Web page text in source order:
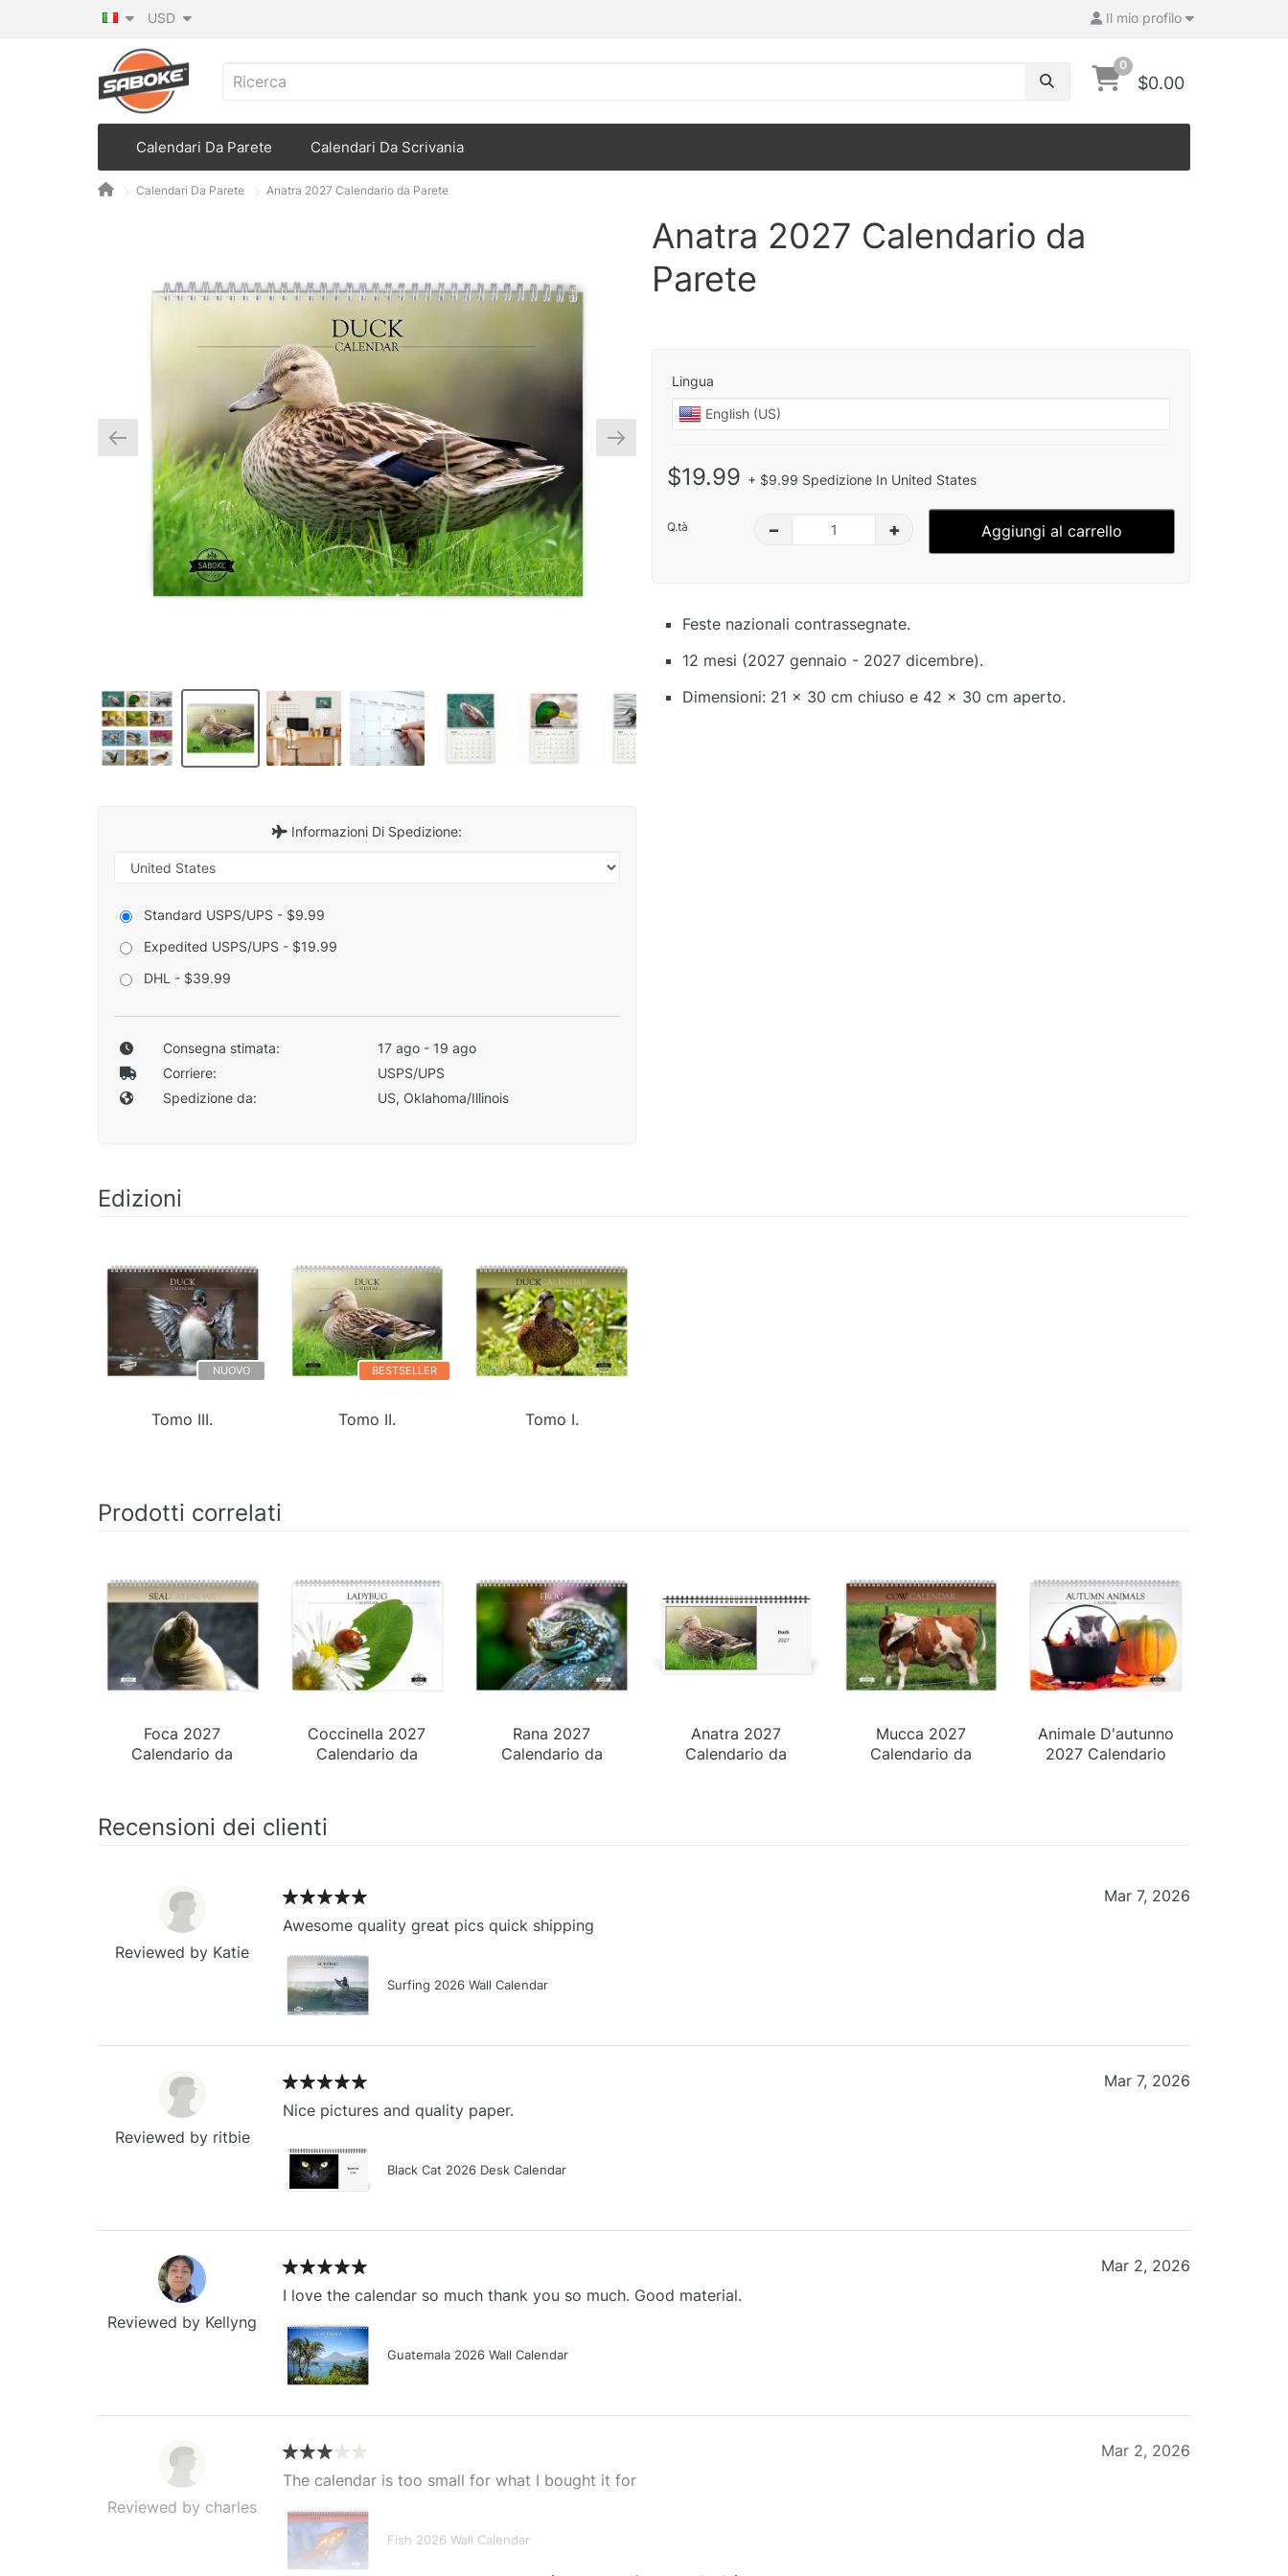
Il mio profilo
USD
0
$0.00
Calendari Da Parete Calendari Da Scrivania
Calendari Da Parete Anatra 2027 Calendario da Parete
Informazioni Di Spedizione:
Standard USPS/UPS - $9.99
Expedited USPS/UPS - $19.99
DHL - $39.99
Consegna stimata:
17 ago - 19 ago
Corriere:
USPS/UPS
Spedizione da:
US, Oklahoma/Illinois
Anatra 2027 Calendario da
Parete
Lingua
$19.99 + $9.99 Spedizione In United States
Q.tà – + Aggiungi al carrello
Feste nazionali contrassegnate.
12 mesi (2027 gennaio - 2027 dicembre).
Dimensioni: 21 x 30 cm chiuso e 42 x 30 cm aperto.
Edizioni
NUOVO
Tomo III.
BESTSELLER
Tomo II. Tomo I.
Prodotti correlati
Foca 2027
Calendario da
Coccinella 2027
Calendario da
Rana 2027
Calendario da
Anatra 2027
Calendario da
Mucca 2027
Calendario da
Animale D'autunno
2027 Calendario
Recensioni dei clienti
Reviewed by Katie
Awesome quality great pics quick shipping
Surfing 2026 Wall Calendar
Mar 7, 2026
Reviewed by ritbie
Nice pictures and quality paper.
Black Cat 2026 Desk Calendar
Mar 7, 2026
Reviewed by Kellyng
I love the calendar so much thank you so much. Good material.
Guatemala 2026 Wall Calendar
Mar 2, 2026
Reviewed by charles
The calendar is too small for what I bought it for
Fish 2026 Wall Calendar
Mar 2, 2026